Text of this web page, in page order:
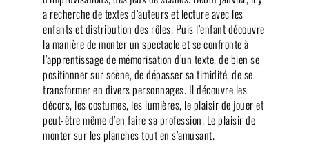
a recherche de textes d’auteurs et lecture avec les
enfants et distribution des rôles. Puis l’enfant découvre
la manière de monter un spectacle et se confronte à
l’apprentissage de mémorisation d’un texte, de bien se
positionner sur scène, de dépasser sa timidité, de se
transformer en divers personnages. Il découvre les
décors, les costumes, les lumières, le plaisir de jouer et
peut-être même d’en faire sa profession. Le plaisir de
monter sur les planches tout en s’amusant.